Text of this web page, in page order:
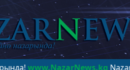
www.NazarNews.kgNazarNews